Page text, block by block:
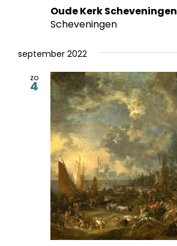
Oude Kerk Scheveningen
Scheveningen
september 2022
zo
4